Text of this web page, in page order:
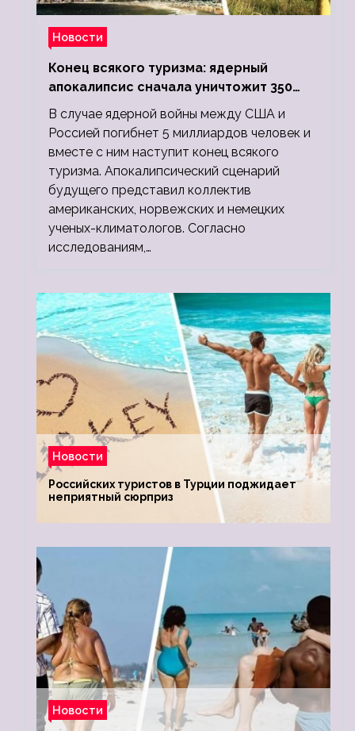
Новости
Конец всякого туризма: ядерный
апокалипсис сначала уничтожит 350
миллионов, а потом 5 миллиардов
людей
В случае ядерной войны между США и
Россией погибнет 5 миллиардов человек и
вместе с ним наступит конец всякого
туризма. Апокалипсический сценарий
будущего представил коллектив
американских, норвежских и немецких
ученых-климатологов. Согласно
исследованиям,…
Новости
Российских туристов в Турции поджидает
неприятный сюрприз
Новости